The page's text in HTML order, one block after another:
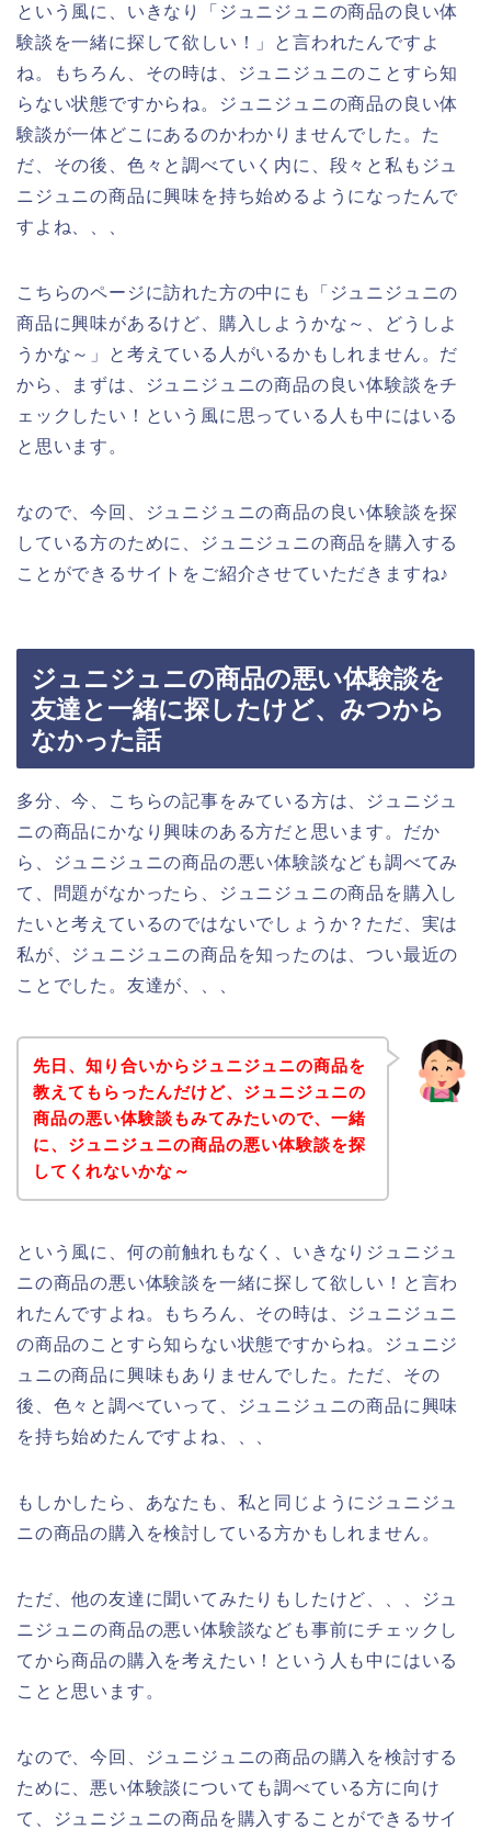
という風に、いきなり「ジュニジュニの商品の良い体
験談を一緒に探して欲しい！」と言われたんですよ
ね。もちろん、その時は、ジュニジュニのことすら知
らない状態ですからね。ジュニジュニの商品の良い体
験談が一体どこにあるのかわかりませんでした。た
だ、その後、色々と調べていく内に、段々と私もジュ
ニジュニの商品に興味を持ち始めるようになったんで
すよね、、、
こちらのページに訪れた方の中にも「ジュニジュニの
商品に興味があるけど、購入しようかな～、どうしよ
うかな～」と考えている人がいるかもしれません。だ
から、まずは、ジュニジュニの商品の良い体験談をチ
ェックしたい！という風に思っている人も中にはいる
と思います。
なので、今回、ジュニジュニの商品の良い体験談を探
している方のために、ジュニジュニの商品を購入する
ことができるサイトをご紹介させていただきますね♪
ジュニジュニの商品の悪い体験談を
友達と一緒に探したけど、みつから
なかった話
多分、今、こちらの記事をみている方は、ジュニジュ
ニの商品にかなり興味のある方だと思います。だか
ら、ジュニジュニの商品の悪い体験談なども調べてみ
て、問題がなかったら、ジュニジュニの商品を購入し
たいと考えているのではないでしょうか？ただ、実は
私が、ジュニジュニの商品を知ったのは、つい最近の
ことでした。友達が、、、
先日、知り合いからジュニジュニの商品を
教えてもらったんだけど、ジュニジュニの
商品の悪い体験談もみてみたいので、一緒
に、ジュニジュニの商品の悪い体験談を探
してくれないかな～
という風に、何の前触れもなく、いきなりジュニジュ
ニの商品の悪い体験談を一緒に探して欲しい！と言わ
れたんですよね。もちろん、その時は、ジュニジュニ
の商品のことすら知らない状態ですからね。ジュニジ
ュニの商品に興味もありませんでした。ただ、その
後、色々と調べていって、ジュニジュニの商品に興味
を持ち始めたんですよね、、、
もしかしたら、あなたも、私と同じようにジュニジュ
ニの商品の購入を検討している方かもしれません。
ただ、他の友達に聞いてみたりもしたけど、、、ジュ
ニジュニの商品の悪い体験談なども事前にチェックし
てから商品の購入を考えたい！という人も中にはいる
ことと思います。
なので、今回、ジュニジュニの商品の購入を検討する
ために、悪い体験談についても調べている方に向け
て、ジュニジュニの商品を購入することができるサイ